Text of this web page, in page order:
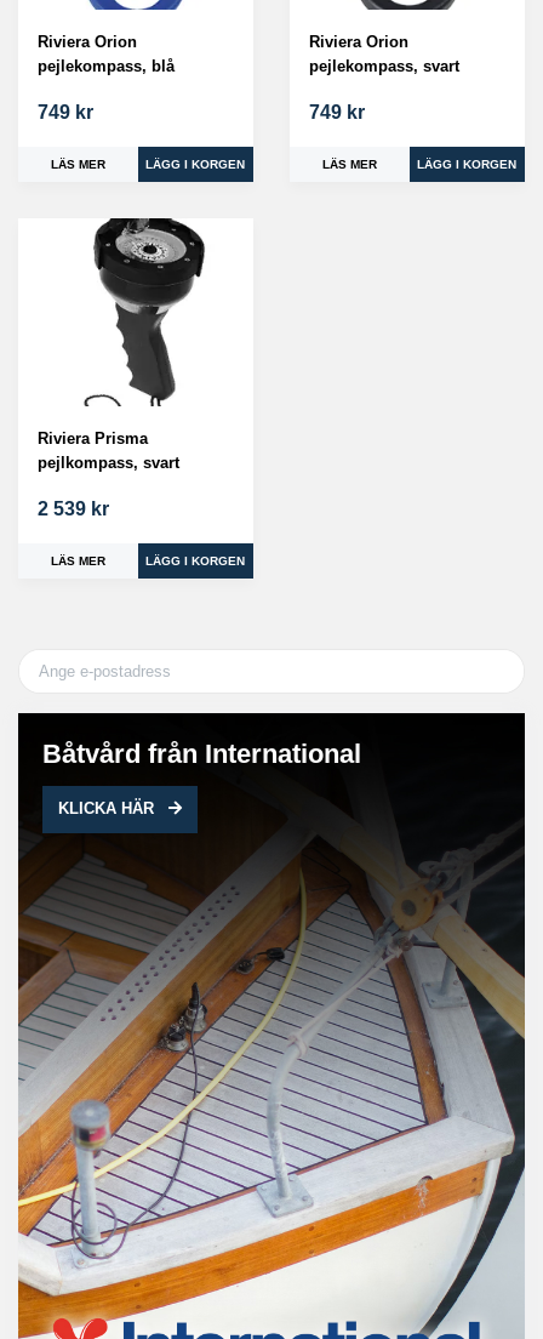
Båtvård från International
KLICKA HÄR
Riviera Orion
pejlekompass, blå
749 kr
LÄS MER
Riviera Orion
pejlekompass, svart
749 kr
LÄS MER
Riviera Prisma
pejlkompass, svart
2 539 kr
LÄS MER